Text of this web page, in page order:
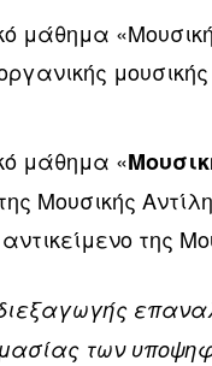
μάθημα
μάθημα «
Μουσικής
της
των